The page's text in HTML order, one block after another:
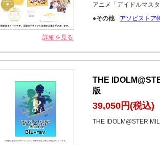
詳細を見る
アニメ「アイドルマス
●その他
アソビストア
THE
版
39,050円(税込)
THE IDOLM@STER